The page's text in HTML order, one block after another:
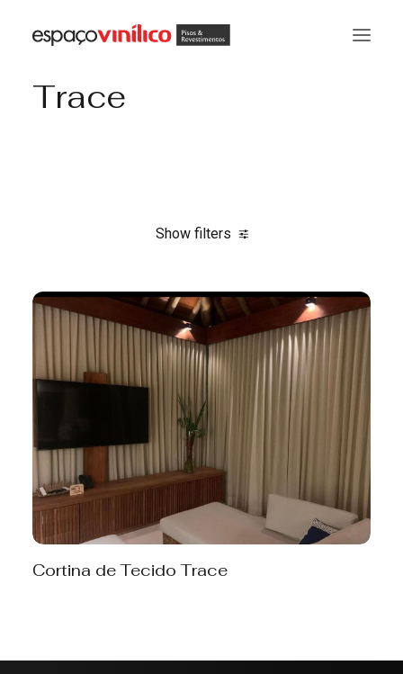
Trace
Show filters
Cortina de Tecido Trace